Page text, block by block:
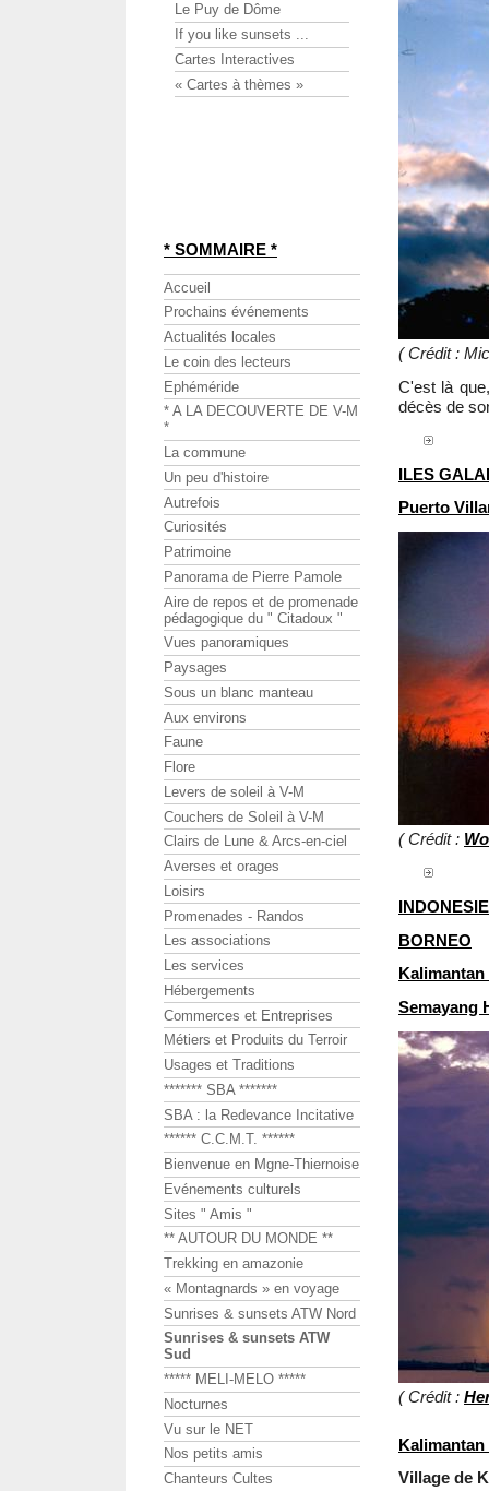
( Crédit :
C'est là
décès de
ILES
Puerto
( Crédit :
INDONESIE
BORNEO
Semayang
( Crédit :
Kalimantan
Village de
Le Puy de Dôme
If you like sunsets ...
Cartes Interactives
« Cartes à thèmes »
* SOMMAIRE *
Accueil
Prochains événements
Actualités locales
Le coin des lecteurs
Ephéméride
* A LA DECOUVERTE DE V-M
*
La commune
Un peu d'histoire
Autrefois
Curiosités
Patrimoine
Panorama de Pierre Pamole
Aire de repos et de promenade
pédagogique du " Citadoux "
Vues panoramiques
Paysages
Sous un blanc manteau
Aux environs
Faune
Flore
Levers de soleil à V-M
Couchers de Soleil à V-M
Clairs de Lune & Arcs-en-ciel
Averses et orages
Loisirs
Promenades - Randos
Les associations
Les services
Hébergements
Commerces et Entreprises
Métiers et Produits du Terroir
Usages et Traditions
******* SBA *******
SBA : la Redevance Incitative
****** C.C.M.T. ******
Bienvenue en Mgne-Thiernoise
Evénements culturels
Sites " Amis "
** AUTOUR DU MONDE **
Trekking en amazonie
« Montagnards » en voyage
Sunrises & sunsets ATW Nord
Sunrises & sunsets ATW
Sud
***** MELI-MELO *****
Nocturnes
Vu sur le NET
Nos petits amis
Chanteurs Cultes